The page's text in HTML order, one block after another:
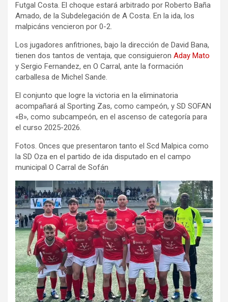
Futgal Costa. El choque estará arbitrado por Roberto Baña
Amado, de la Subdelegación de A Costa. En la ida, los
malpicáns vencieron por 0-2.
Los jugadores anfitriones, bajo la dirección de David Bana,
tienen dos tantos de ventaja, que consiguieron Aday Mato
y Sergio Fernandez, en O Carral, ante la formación
carballesa de Michel Sande.
El conjunto que logre la victoria en la eliminatoria
acompañará al Sporting Zas, como campeón, y SD SOFAN
«B», como subcampeón, en el ascenso de categoría para
el curso 2025-2026.
Fotos. Onces que presentaron tanto el Scd Malpica como
la SD Oza en el partido de ida disputado en el campo
municipal O Carral de Sofán